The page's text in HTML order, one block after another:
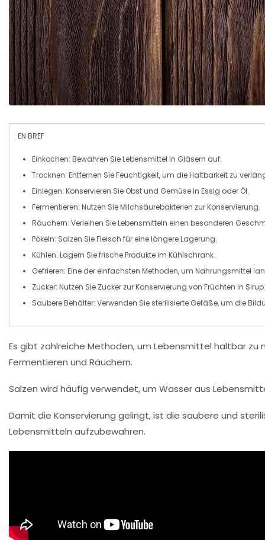
EN BREF
Einkochen: Bewahren Sie Lebensmittel in Gläsern auf.
Trocknen: Entfernen Sie Feuchtigkeit, um die Haltbarkeit zu
Einlegen: Konservieren Sie Obst und Gemüse in Essig oder Öl.
Fermentieren: Nutzen Sie Milchsäurebakterien zur Konservierung.
Räuchern: Verleihen Sie Lebensmitteln einen besonderen
Pökeln: Salzen Sie Fleisch für eine längere Lagerung.
Kühlen: Lagern Sie frische Produkte im Kühlschrank.
Gefrieren: Eine der einfachsten Methoden, um Nahrungsmittel
Zucker: Nutzen Sie Zucker zur Konservierung von Früchten in
Saubere Behälter: Verwenden Sie sterilisierte Gefäße, um die
Es gibt zahlreiche Methoden, um Lebensmittel haltbar zu
Fermentieren und Räuchern.
Salzen wird häufig verwendet, um Wasser aus
Damit die Konservierung gelingt, ist die saubere und
Lebensmitteln aufzubewahren.